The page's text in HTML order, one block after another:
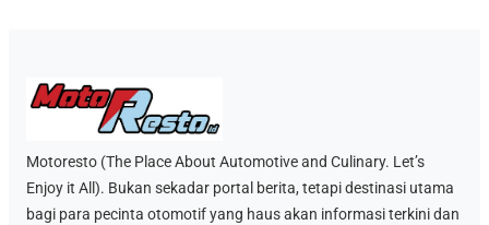
Motoresto (The Place About Automotive and Culinary. Let’s
Enjoy it All). Bukan sekadar portal berita, tetapi destinasi utama
bagi para pecinta otomotif yang haus akan informasi terkini dan